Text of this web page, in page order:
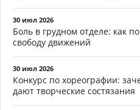
30 июл 2026
Боль в грудном отделе: как
свободу движений
30 июл 2026
Конкурс по хореографии:
дают творческие состязания